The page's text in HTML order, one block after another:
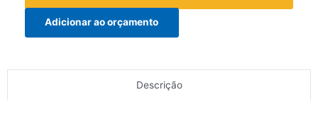
Adicionar ao orçamento
Descrição